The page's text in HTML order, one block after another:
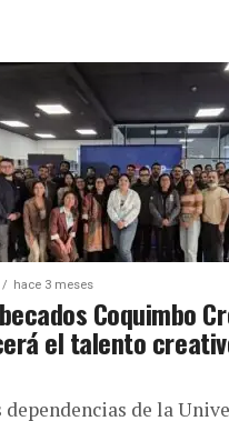
hace 3 meses
Coquimbo
el talento
dependencias de la